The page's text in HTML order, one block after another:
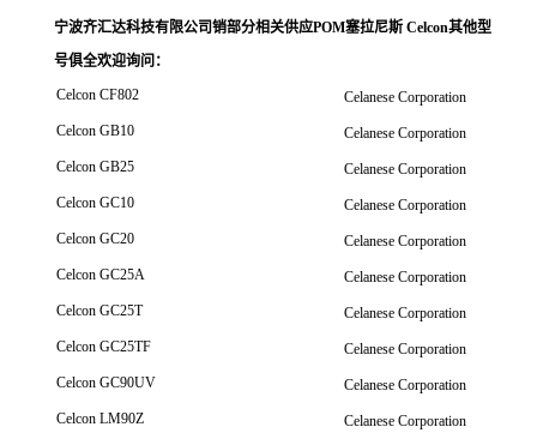
宁波齐汇达科技有限公司销部分相关供应POM塞拉尼斯 Celcon其他型
号俱全欢迎询问 ：
Celcon CF802
Celanese Corporation
Celcon GB10
Celanese Corporation
Celcon GB25
Celanese Corporation
Celcon GC10
Celanese Corporation
Celcon GC20
Celanese Corporation
Celcon GC25A
Celanese Corporation
Celcon GC25T
Celanese Corporation
Celcon GC25TF
Celanese Corporation
Celcon GC90UV
Celanese Corporation
Celcon LM90Z
Celanese Corporation